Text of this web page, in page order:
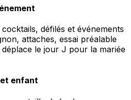
défilés et événements
attaches, essai préalable
le jour J pour la mariée
et enfant